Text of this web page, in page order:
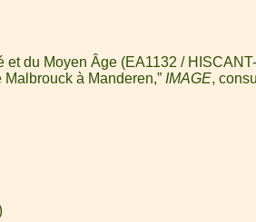
du Moyen Âge (EA1132 /
à Manderen,” IMAGE,